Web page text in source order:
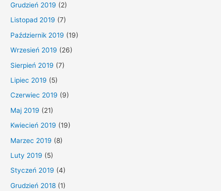
Grudzień 2019 (2)
Listopad 2019 (7)
Październik 2019 (19)
Wrzesień 2019 (26)
Sierpień 2019 (7)
Lipiec 2019 (5)
Czerwiec 2019 (9)
Maj 2019 (21)
Kwiecień 2019 (19)
Marzec 2019 (8)
Luty 2019 (5)
Styczeń 2019 (4)
Grudzień 2018 (1)